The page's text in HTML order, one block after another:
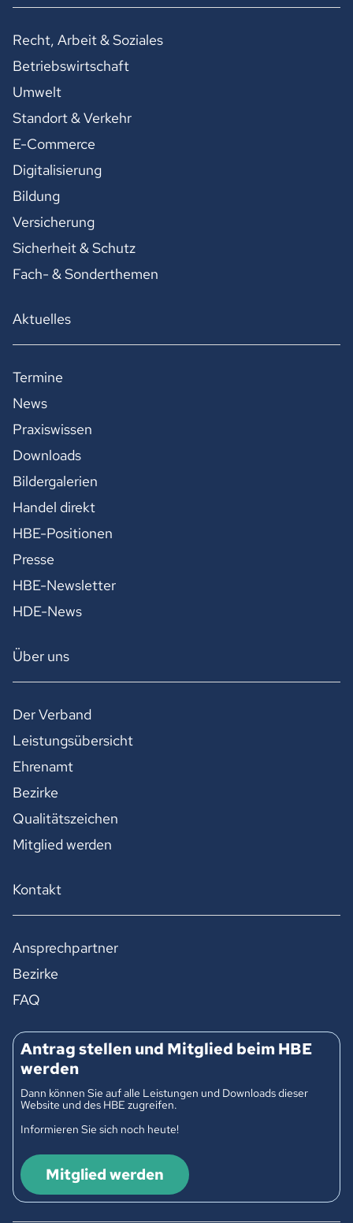
Recht, Arbeit & Soziales
Betriebswirtschaft
Umwelt
Standort & Verkehr
E-Commerce
Digitalisierung
Bildung
Versicherung
Sicherheit & Schutz
Fach- & Sonderthemen
Aktuelles
Termine
News
Praxiswissen
Downloads
Bildergalerien
Handel direkt
HBE-Positionen
Presse
HBE-Newsletter
HDE-News
Über uns
Der Verband
Leistungsübersicht
Ehrenamt
Bezirke
Qualitätszeichen
Mitglied werden
Kontakt
Ansprechpartner
Bezirke
FAQ
Antrag stellen und Mitglied beim HBE
werden
Dann können Sie auf alle Leistungen und Downloads dieser
Website und des HBE zugreifen.
Informieren Sie sich noch heute!
Mitglied werden